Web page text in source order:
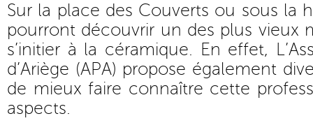
Sur la place des Couverts ou sous la
pourront découvrir un des plus vieux
s’initier à la céramique. En effet,
d’Ariège (APA) propose également
de mieux faire connaître cette
aspects.